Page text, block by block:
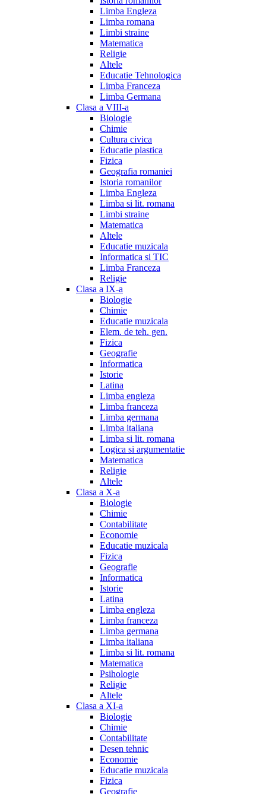
Limba Engleza
Limba romana
Limbi straine
Matematica
Religie
Altele
Educatie Tehnologica
Limba Franceza
Limba Germana
Clasa a VIII-a
Biologie
Chimie
Cultura civica
Educatie plastica
Fizica
Geografia romaniei
Istoria romanilor
Limba Engleza
Limba si lit. romana
Limbi straine
Matematica
Altele
Educatie muzicala
Informatica si TIC
Limba Franceza
Religie
Clasa a IX-a
Biologie
Chimie
Educatie muzicala
Elem. de teh. gen.
Fizica
Geografie
Informatica
Istorie
Latina
Limba engleza
Limba franceza
Limba germana
Limba italiana
Limba si lit. romana
Logica si argumentatie
Matematica
Religie
Altele
Clasa a X-a
Biologie
Chimie
Contabilitate
Economie
Educatie muzicala
Fizica
Geografie
Informatica
Istorie
Latina
Limba engleza
Limba franceza
Limba germana
Limba italiana
Limba si lit. romana
Matematica
Psihologie
Religie
Altele
Clasa a XI-a
Biologie
Chimie
Contabilitate
Desen tehnic
Economie
Educatie muzicala
Fizica
Geografie